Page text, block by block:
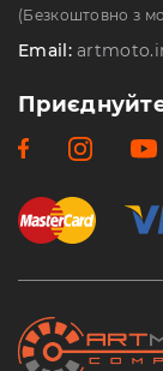
(Безкоштовно з
Email: